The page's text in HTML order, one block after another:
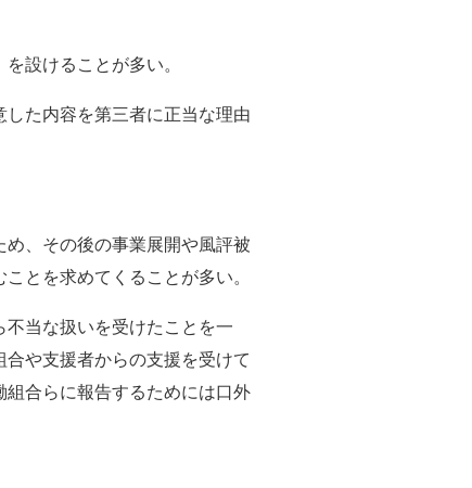
設けることが多い。
た内容を第三者に正当な理由
、その後の事業展開や風評被
とを求めてくることが多い。
当な扱いを受けたことを一
や支援者からの支援を受けて
合らに報告するためには口外